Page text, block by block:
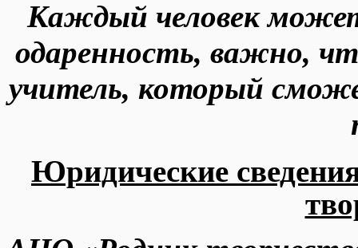
Каждый человек
одаренность, важно,
учитель, который
Юридические